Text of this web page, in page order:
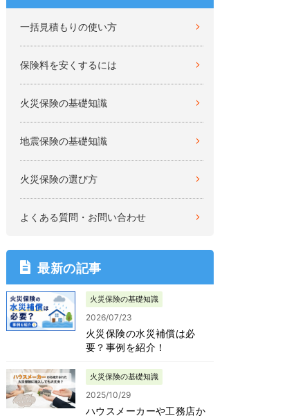
一括見積もりの使い方
保険料を安くするには
火災保険の基礎知識
地震保険の基礎知識
火災保険の選び方
よくある質問・お問い合わせ
最新の記事
火災保険の基礎知識
2026/07/23
火災保険の水災補償は必
要？事例を紹介！
火災保険の基礎知識
2025/10/29
ハウスメーカーや工務店か